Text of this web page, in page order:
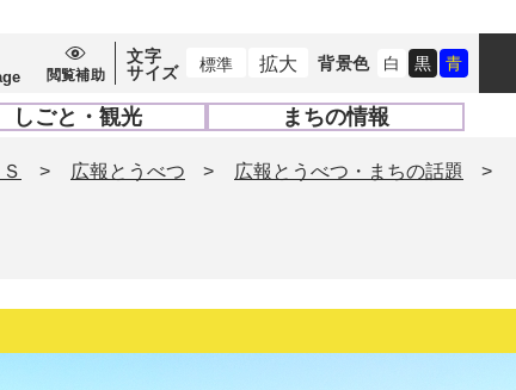
閲覧補助
文字
サイズ
標準 拡大 背景色 白 黒 青
しごと・観光
開
く
まちの情報
開
く
> 広報とうべつ > 広報とうべつ・まちの話題 >